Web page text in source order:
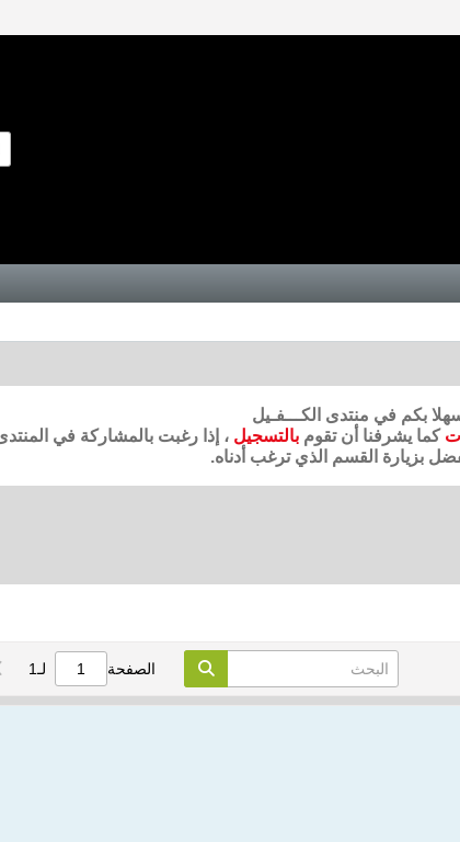
بكم في منتدى الكـــفـيل
كما يشرفنا أن تقوم بالتسجيل ، إذا رغبت بالمشاركة في
بزيارة القسم الذي ترغب أدناه.
الصفحة لـ1